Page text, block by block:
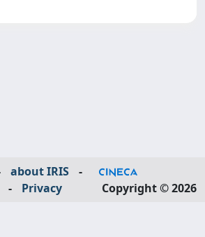
about IRIS
-
- Privacy Copyright © 2026